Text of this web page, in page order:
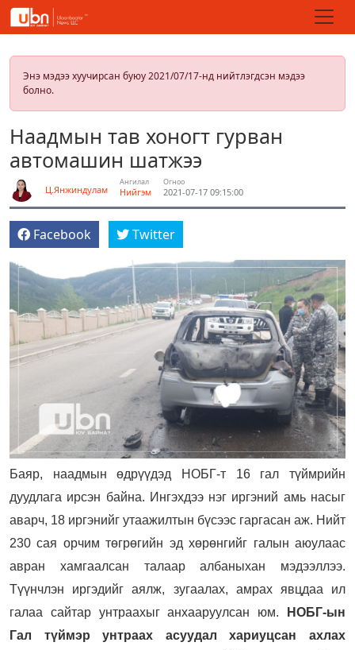
Энэ мэдээ хуучирсан буюу 2021/07/17-нд нийтлэгдсэн мэдээ
болно.
Наадмын тав хоногт гурван
автомашин шатжээ
Ц.Янжиндулам
Ангилал
Нийгэм
Огноо
2021-07-17 09:15:00
Facebook Twitter
Баяр, наадмын өдрүүдэд НОБГ-т 16 гал түймрийн
дуудлага ирсэн байна. Ингэхдээ нэг иргэний амь насыг
аварч, 18 иргэнийг утаажилтын бүсээс гаргасан аж. Нийт
230 сая орчим төгрөгийн эд хөрөнгийг галын аюулаас
авран хамгаалсан талаар албаныхан мэдээллээ.
Түүнчлэн иргэдийг аялж, зугаалах, амрах явцдаа ил
галаа сайтар унтраахыг анхааруулсан юм.
НОБГ-ын
Гал түймэр унтраах асуудал хариуцсан ахлах